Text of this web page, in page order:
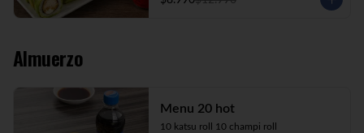
Almuerzo
Menu 20 hot
10 katsu roll 10 champi roll